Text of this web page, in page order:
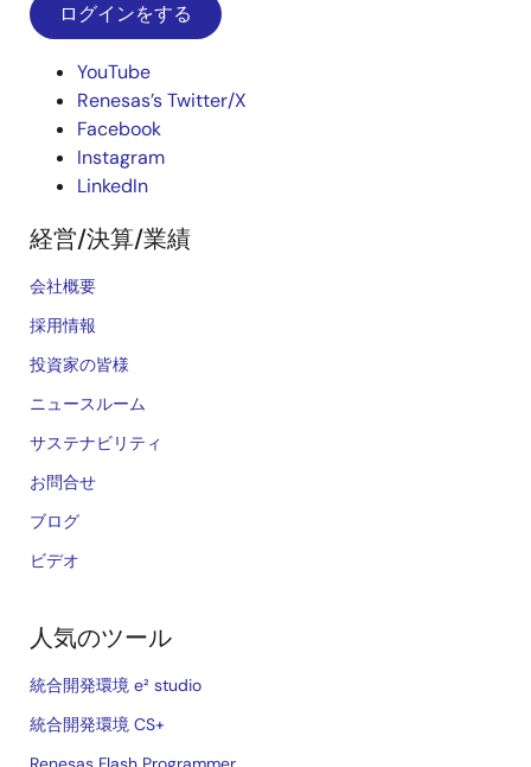
ログインをする
YouTube
Renesas’s Twitter/X
Facebook
Instagram
LinkedIn
経営/決算/業績
会社概要
採用情報
投資家の皆様
ニュースルーム
サステナビリティ
お問合せ
ブログ
ビデオ
人気のツール
統合開発環境 e² studio
統合開発環境 CS+